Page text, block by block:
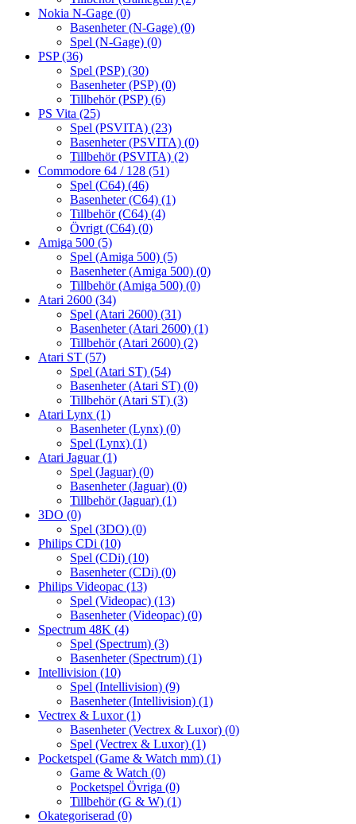
Nokia N-Gage (0)
Basenheter (N-Gage) (0)
Spel (N-Gage) (0)
PSP(36)
Spel (PSP) (30)
Basenheter (PSP) (0)
Tillbehör (PSP) (6)
PS Vita (25)
Spel (PSVITA) (23)
Basenheter (PSVITA) (0)
Tillbehör (PSVITA) (2)
Commodore 64 / 128 (51)
Spel (C64) (46)
Basenheter (C64) (1)
Tillbehör (C64) (4)
Övrigt (C64) (0)
Amiga 500 (5)
Spel (Amiga 500) (5)
Basenheter (Amiga 500) (0)
Tillbehör (Amiga 500) (0)
Atari 2600 (34)
Spel (Atari 2600) (31)
Basenheter (Atari 2600) (1)
Tillbehör (Atari 2600) (2)
Atari ST (57)
Spel (Atari ST) (54)
Basenheter (Atari ST) (0)
Tillbehör (Atari ST) (3)
Atari Lynx (1)
Basenheter (Lynx) (0)
Spel (Lynx) (1)
Atari Jaguar(1)
Spel (Jaguar) (0)
Basenheter (Jaguar) (0)
Tillbehör (Jaguar) (1)
3DO (0)
Spel (3DO) (0)
Philips CDi (10)
Spel (CDi) (10)
Basenheter (CDi) (0)
Philips Videopac (13)
Spel (Videopac) (13)
Basenheter (Videopac) (0)
Spectrum 48K (4)
Spel (Spectrum) (3)
Basenheter (Spectrum) (1)
Intellivision (10)
Spel (Intellivision) (9)
Basenheter (Intellivision) (1)
Vectrex & Luxor(1)
Basenheter (Vectrex & Luxor) (0)
Spel (Vectrex & Luxor) (1)
Pocketspel (Game & Watch mm) (1)
Game & Watch (0)
Pocketspel Övriga (0)
Tillbehör (G & W) (1)
Okategoriserad (0)